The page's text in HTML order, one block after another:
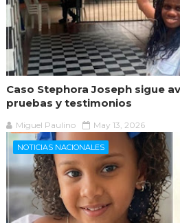
Caso Stephora Joseph sigue
pruebas y testimonios
Miguel Paulino May 13, 2026
NOTICIAS NACIONALES